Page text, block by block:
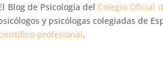
Blog de Psicología del Colegio Oficial
y psicólogas colegiadas de
profesional.